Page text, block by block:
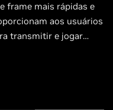
frame mais rápidas e
aos usuários
transmitir e jogar